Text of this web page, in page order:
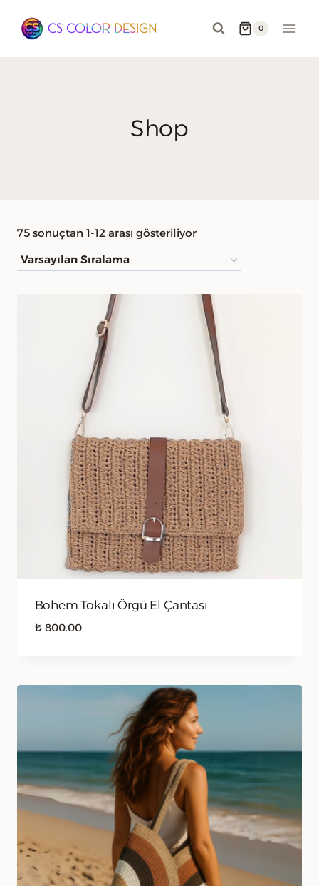
0
Shop
75 sonuçtan 1-12 arası gösteriliyor
Bohem Tokalı Örgü El Çantası
₺800.00